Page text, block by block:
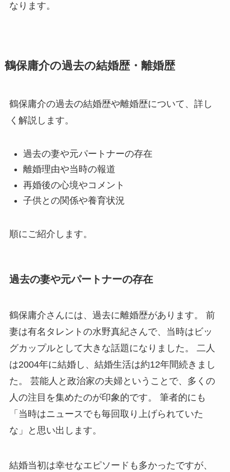
なります。
鶴保庸介の過去の結婚歴・離婚歴
鶴保庸介の過去の結婚歴や離婚歴について、詳し
く解説します。
過去の妻や元パートナーの存在
離婚理由や当時の報道
再婚後の心境やコメント
子供との関係や養育状況
順にご紹介します。
過去の妻や元パートナーの存在
鶴保庸介さんには、過去に離婚歴があります。 前
妻は有名タレントの水野真紀さんで、当時はビッ
グカップルとして大きな話題になりました。 二人
は2004年に結婚し、結婚生活は約12年間続きまし
た。 芸能人と政治家の夫婦ということで、多くの
人の注目を集めたのが印象的です。 筆者的にも
「当時はニュースでも毎回取り上げられていた
な」と思い出します。
結婚当初は幸せなエピソードも多かったですが、